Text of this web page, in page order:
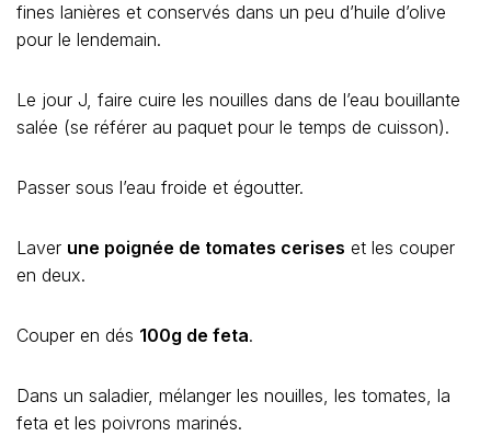
fines lanières et conservés dans un peu d’huile d’olive
pour le lendemain.
Le jour J, faire cuire les nouilles dans de l’eau bouillante
salée (se référer au paquet pour le temps de cuisson).
Passer sous l’eau froide et égoutter.
Laver une poignée de tomates cerises et les couper
en deux.
Couper en dés 100g de feta.
Dans un saladier, mélanger les nouilles, les tomates, la
feta et les poivrons marinés.